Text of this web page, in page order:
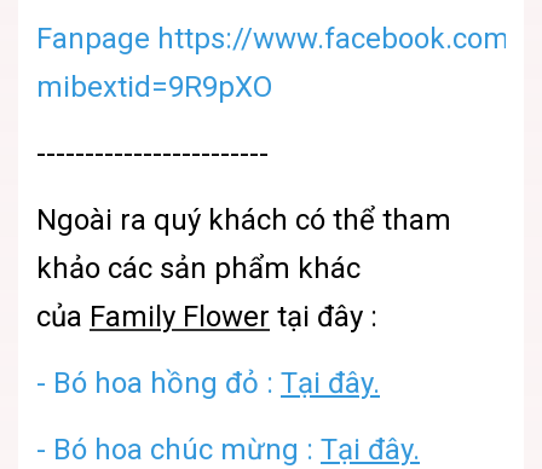
Fanpage https://www.facebook.com/
mibextid=9R9pXO
------------------------
Ngoài ra quý khách có thể tham
khảo các sản phẩm khác
của Family Flower tại đây :
- Bó hoa hồng đỏ : Tại đây.
- Bó hoa chúc mừng : Tại đây.